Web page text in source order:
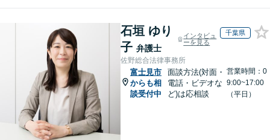
石垣 ゆり
子 弁護士
インタビュ
ーを見る
千葉県
佐野総合法律事務所
富士見市
からも相
談受付中
面談方法(対面・
電話・ビデオな
ど)は応相談
営業時間：0
9:00~17:00
（平日）